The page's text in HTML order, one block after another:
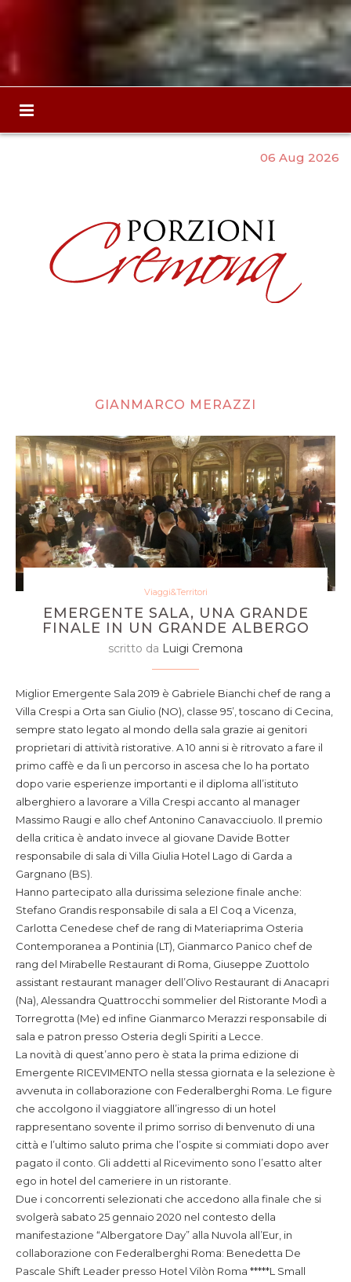
06 Aug 2026
GIANMARCO MERAZZI
Viaggi&Territori
EMERGENTE SALA, UNA GRANDE
FINALE IN UN GRANDE ALBERGO
scritto da Luigi Cremona
Miglior Emergente Sala 2019 è Gabriele Bianchi chef de rang a
Villa Crespi a Orta san Giulio (NO), classe 95’, toscano di Cecina,
sempre stato legato al mondo della sala grazie ai genitori
proprietari di attività ristorative. A 10 anni si è ritrovato a fare il
primo caffè e da lì un percorso in ascesa che lo ha portato
dopo varie esperienze importanti e il diploma all’istituto
alberghiero a lavorare a Villa Crespi accanto al manager
Massimo Raugi e allo chef Antonino Canavacciuolo. Il premio
della critica è andato invece al giovane Davide Botter
responsabile di sala di Villa Giulia Hotel Lago di Garda a
Gargnano (BS).
Hanno partecipato alla durissima selezione finale anche:
Stefano Grandis responsabile di sala a El Coq a Vicenza,
Carlotta Cenedese chef de rang di Materiaprima Osteria
Contemporanea a Pontinia (LT), Gianmarco Panico chef de
rang del Mirabelle Restaurant di Roma, Giuseppe Zuottolo
assistant restaurant manager dell’Olivo Restaurant di Anacapri
(Na), Alessandra Quattrocchi sommelier del Ristorante Modì a
Torregrotta (Me) ed infine Gianmarco Merazzi responsabile di
sala e patron presso Osteria degli Spiriti a Lecce.
La novità di quest’anno pero è stata la prima edizione di
Emergente RICEVIMENTO nella stessa giornata e la selezione è
avvenuta in collaborazione con Federalberghi Roma. Le figure
che accolgono il viaggiatore all’ingresso di un hotel
rappresentano sovente il primo sorriso di benvenuto di una
città e l’ultimo saluto prima che l’ospite si commiati dopo aver
pagato il conto. Gli addetti al Ricevimento sono l’esatto alter
ego in hotel del cameriere in un ristorante.
Due i concorrenti selezionati che accedono alla finale che si
svolgerà sabato 25 gennaio 2020 nel contesto della
manifestazione “Albergatore Day” alla Nuvola all’Eur, in
collaborazione con Federalberghi Roma: Benedetta De
Pascale Shift Leader presso Hotel Vilòn Roma *****L Small